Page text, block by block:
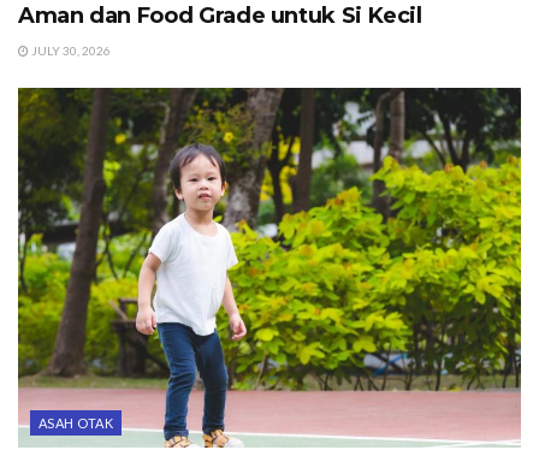
Aman dan Food Grade untuk Si Kecil
JULY 30, 2026
ASAH OTAK